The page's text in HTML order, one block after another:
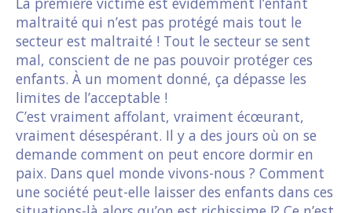
maltraité qui n’est pas protégé mais tout le
secteur est maltraité ! Tout le secteur se sent
mal, conscient de ne pas pouvoir protéger ces
enfants. À un moment donné, ça dépasse les
limites de l’acceptable !
C’est vraiment affolant, vraiment écœurant,
vraiment désespérant. Il y a des jours où on se
demande comment on peut encore dormir en
paix. Dans quel monde vivons-nous ? Comment
une société peut-elle laisser des enfants dans ces